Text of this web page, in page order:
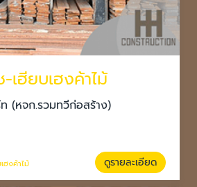
-เฮียบเฮงค้าไม้
ท (หจก.รวมทวีก่อสร้าง)
ฮงค้าไม้ ดูรายละเอียด